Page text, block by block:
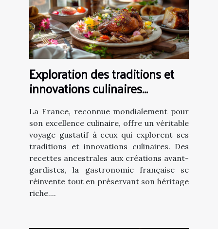
Exploration des traditions et
innovations culinaires
La France, reconnue mondialement pour
son excellence culinaire, offre un véritable
voyage gustatif à ceux qui explorent ses
traditions et innovations culinaires. Des
recettes ancestrales aux créations avant-
gardistes, la gastronomie française se
réinvente tout en préservant son héritage
riche....